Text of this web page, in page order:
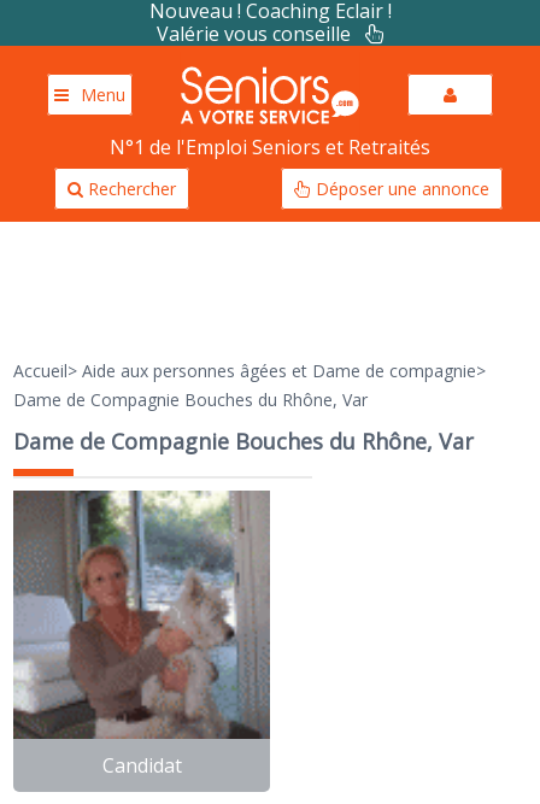
Nouveau ! Coaching Eclair !
Valérie vous conseille
Menu
N°1 de l'Emploi Seniors et Retraités
Rechercher Déposer une annonce
Accueil>Aide aux personnes âgées et Dame de compagnie>
Dame de Compagnie Bouches du Rhône, Var
Dame de Compagnie Bouches du Rhône, Var
Candidat